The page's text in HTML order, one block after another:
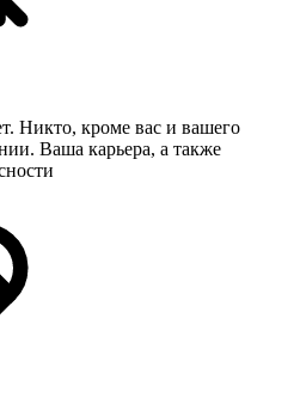
Никто, кроме вас и вашего
Ваша карьера, а также